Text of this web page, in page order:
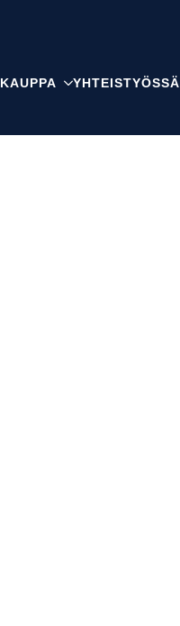
KAUPPA YHTEISTYÖSSÄ